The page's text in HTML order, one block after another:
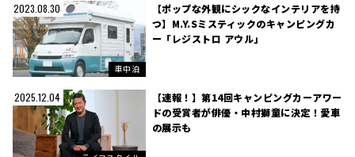
2023.08.30
車中泊
【ポップな外観にシックなインテリアを持
つ】M.Y.Sミスティックのキャンピングカ
ー「レジストロ アウル」
2025.12.04
【速報！】第14回キャンピングカーアワー
ドの受賞者が俳優・中村獅童に決定！愛車
の展示も